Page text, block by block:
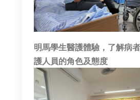
明馬學生醫護體驗，了解病
護人員的角色及態度